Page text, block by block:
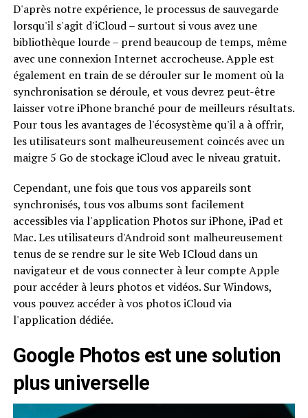
D'après notre expérience, le processus de sauvegarde
lorsqu'il s'agit d'iCloud – surtout si vous avez une
bibliothèque lourde – prend beaucoup de temps, même
avec une connexion Internet accrocheuse. Apple est
également en train de se dérouler sur le moment où la
synchronisation se déroule, et vous devrez peut-être
laisser votre iPhone branché pour de meilleurs résultats.
Pour tous les avantages de l'écosystème qu'il a à offrir,
les utilisateurs sont malheureusement coincés avec un
maigre 5 Go de stockage iCloud avec le niveau gratuit.
Cependant, une fois que tous vos appareils sont
synchronisés, tous vos albums sont facilement
accessibles via l'application Photos sur iPhone, iPad et
Mac. Les utilisateurs d'Android sont malheureusement
tenus de se rendre sur le site Web ICloud dans un
navigateur et de vous connecter à leur compte Apple
pour accéder à leurs photos et vidéos. Sur Windows,
vous pouvez accéder à vos photos iCloud via
l'application dédiée.
Google Photos est une solution
plus universelle